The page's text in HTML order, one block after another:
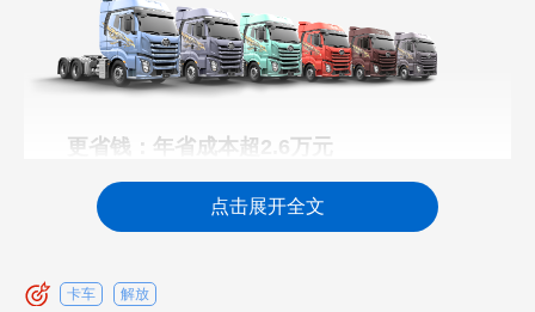
更省钱：年省成本超2.6万元
省钱，是货运人的第一刚需。J6 Pro LNG牵引
降本。
点击展开全文
卡车 解放